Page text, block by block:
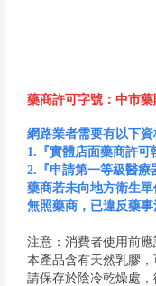
藥商許可字號：中市
網路業者需要有以下
1.『實體店面藥商許可
2.『申請第一等級醫療
藥商若未向地方衛生
無照藥商，已違反藥事
注意：消費者使用前應
本產品含有天然乳膠，
請保存於陰冷乾燥處，